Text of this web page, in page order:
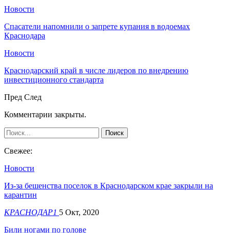
Новости
Спасатели напомнили о запрете купания в водоемах
Краснодара
Новости
Краснодарский край в числе лидеров по внедрению
инвестиционного стандарта
Пред След
Комментарии закрыты.
Свежее:
Новости
Из-за бешенства поселок в Краснодарском крае закрыли на
карантин
КРАСНОДАР1 5 Окт, 2020
Били ногами по голове